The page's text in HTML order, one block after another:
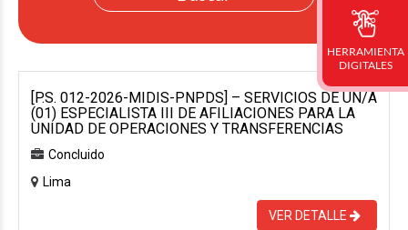
[P.S. 012-2026-MIDIS-PNPDS] – SERVICIOS DE UN/A
(01) ESPECIALISTA III DE AFILIACIONES PARA LA
UNIDAD DE OPERACIONES Y TRANSFERENCIAS
Concluido
Lima
VER DETALLE
HERRAMIENTA
DIGITALES